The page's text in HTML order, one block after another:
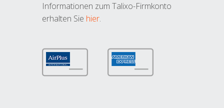
Informationen zum Talixo-Firmkonto
erhalten Sie hier.